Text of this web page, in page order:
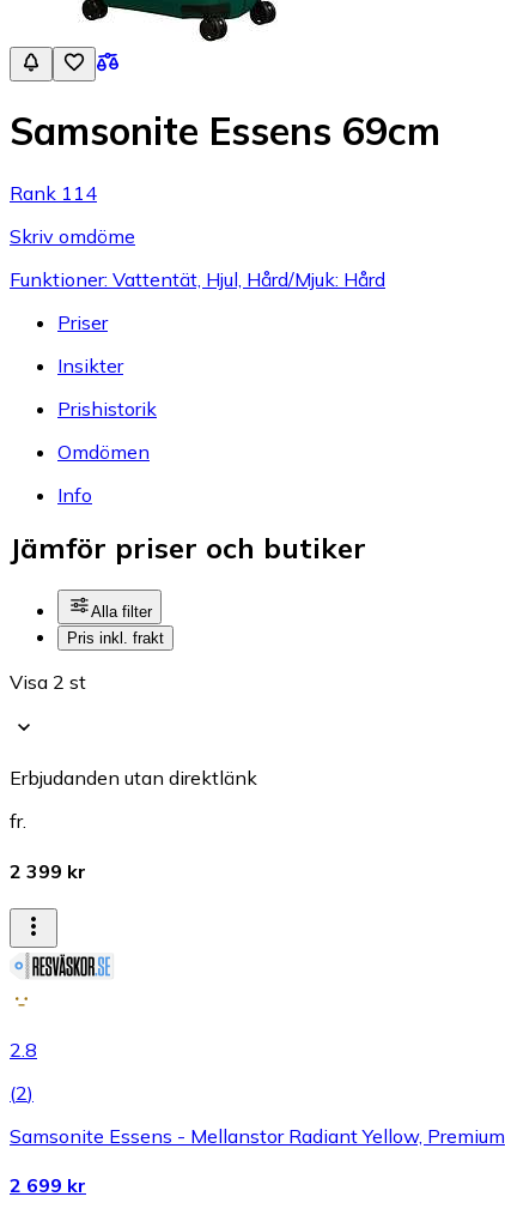
Samsonite Essens 69cm
Rank 114
Skriv omdöme
Funktioner: Vattentät, Hjul, Hård/Mjuk: Hård
Priser
Insikter
Prishistorik
Omdömen
Info
Jämför priser och butiker
Alla filter
Pris inkl. frakt
Visa 2 st
Erbjudanden utan direktlänk
fr.
2 399 kr
2.8
(2)
Samsonite Essens - Mellanstor Radiant Yellow, Premium
2 699 kr